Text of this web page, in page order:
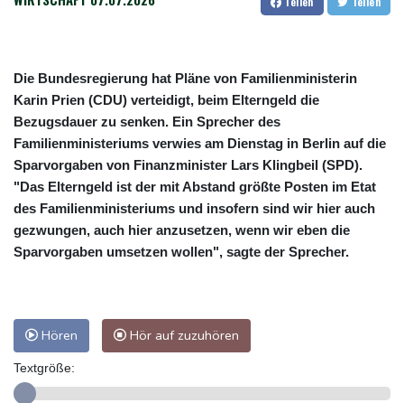
Die Bundesregierung hat Pläne von Familienministerin
Karin Prien (CDU) verteidigt, beim Elterngeld die
Bezugsdauer zu senken. Ein Sprecher des
Familienministeriums verwies am Dienstag in Berlin auf die
Sparvorgaben von Finanzminister Lars Klingbeil (SPD).
"Das Elterngeld ist der mit Abstand größte Posten im Etat
des Familienministeriums und insofern sind wir hier auch
gezwungen, auch hier anzusetzen, wenn wir eben die
Sparvorgaben umsetzen wollen", sagte der Sprecher.
Hören Hör auf zuzuhören
Textgröße: